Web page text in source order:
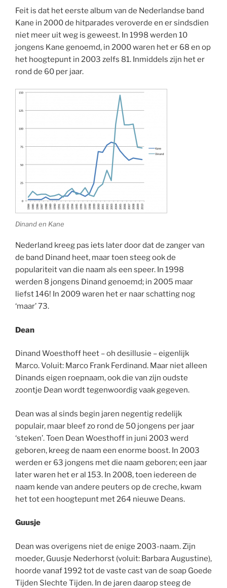
Feit is dat het eerste album van de Nederlandse band
Kane in 2000 de hitparades veroverde en er sindsdien
niet meer uit weg is geweest. In 1998 werden 10
jongens Kane genoemd, in 2000 waren het er 68 en op
het hoogtepunt in 2003 zelfs 81. Inmiddels zijn het er
rond de 60 per jaar.
Dinand en Kane
Nederland kreeg pas iets later door dat de zanger van
de band Dinand heet, maar toen steeg ook de
populariteit van die naam als een speer. In 1998
werden 8 jongens Dinand genoemd; in 2005 maar
liefst 146! In 2009 waren het er naar schatting nog
‘maar’ 73.
Dean
Dinand Woesthoff heet – oh desillusie – eigenlijk
Marco. Voluit: Marco Frank Ferdinand. Maar niet alleen
Dinands eigen roepnaam, ook die van zijn oudste
zoontje Dean wordt tegenwoordig vaak gegeven.
Dean was al sinds begin jaren negentig redelijk
populair, maar bleef zo rond de 50 jongens per jaar
‘steken’. Toen Dean Woesthoff in juni 2003 werd
geboren, kreeg de naam een enorme boost. In 2003
werden er 63 jongens met die naam geboren; een jaar
later waren het er al 153. In 2008, toen iedereen de
naam kende van andere peuters op de creche, kwam
het tot een hoogtepunt met 264 nieuwe Deans.
Guusje
Dean was overigens niet de enige 2003-naam. Zijn
moeder, Guusje Nederhorst (voluit: Barbara Augustine),
hoorde vanaf 1992 tot de vaste cast van de soap Goede
Tijden Slechte Tijden. In de jaren daarop steeg de